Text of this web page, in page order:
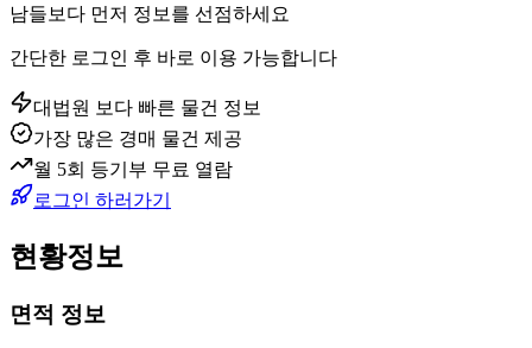
남들보다 먼저 정보를 선점하세요
간단한 로그인 후 바로 이용 가능합니다
대법원 보다 빠른 물건 정보
가장 많은 경매 물건 제공
월 5회 등기부 무료 열람
로그인 하러가기
현황정보
면적 정보